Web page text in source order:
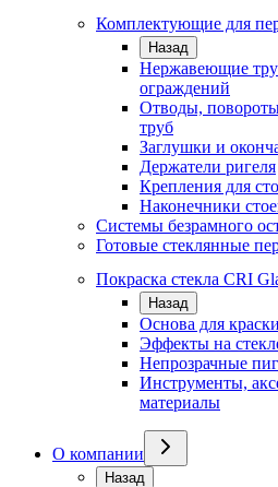
Комплектующие для
Назад
Нержавеющие
ограждений
Отводы,
труб
Заглушки и
Держатели ригеля
Крепления для
Наконечники
Системы безрамного
Готовые стеклянные
Покраска стекла CRI
Назад
Основа для
Эффекты на
Непрозрачные
Инструменты,
материалы
О компании
Назад